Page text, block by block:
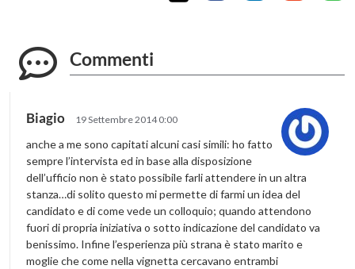
Commenti
Biagio 19 Settembre 2014 0:00
anche a me sono capitati alcuni casi simili: ho fatto
sempre l’intervista ed in base alla disposizione
dell’ufficio non è stato possibile farli attendere in un altra
stanza…di solito questo mi permette di farmi un idea del
candidato e di come vede un colloquio; quando attendono
fuori di propria iniziativa o sotto indicazione del candidato va
benissimo. Infine l’esperienza più strana è stato marito e
moglie che come nella vignetta cercavano entrambi